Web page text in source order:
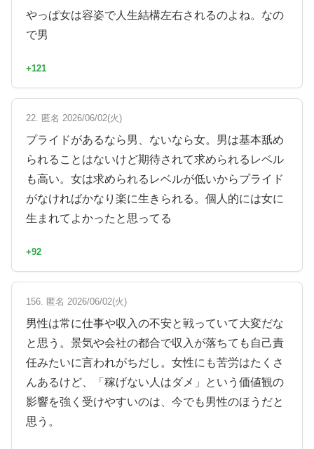
やっぱ女は容姿で人生結構左右されるのよね。なの
で男
+121
22. 匿名 2026/06/02(火)
プライドがあるなら男、ないなら女。男は基本舐め
られることはないけど期待されて求められるレベル
も高い。女は求められるレベルが低いからプライド
がなければかなり楽に生きられる。個人的には女に
生まれてよかったと思ってる
+92
156. 匿名 2026/06/02(火)
男性は常に仕事や収入の不安と戦っていて大変だな
と思う。景気や会社の都合で収入が落ちても自己責
任みたいに言われがちだし。女性にも苦労はたくさ
んあるけど、「稼げない人はダメ」という価値観の
影響を強く受けやすいのは、今でも男性のほうだと
思う。